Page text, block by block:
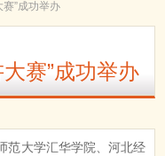
”成功举办
赛”成功举办
范大学汇华学院、河北经